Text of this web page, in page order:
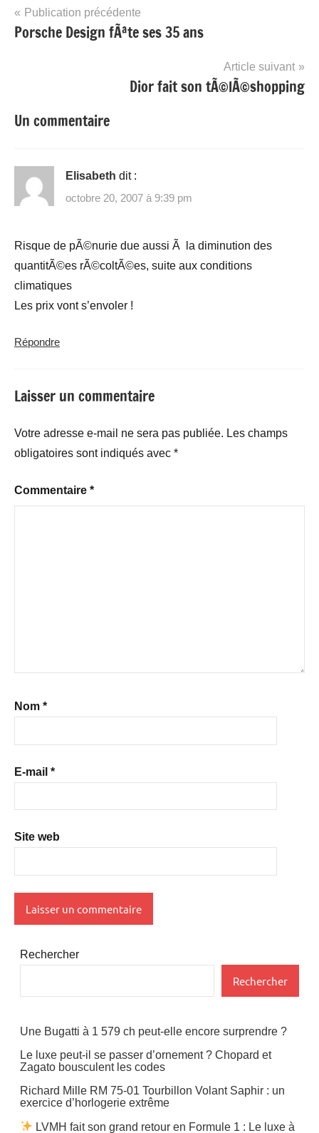
Navigation
de
Publication précédente
Porsche Design fÃªte ses 35 ans
Article suivant
Dior fait son tÃ©lÃ©shopping
Un commentaire
Elisabeth dit :
octobre 20, 2007 à 9:39 pm
Risque de pÃ©nurie due aussi Ã la diminution des
quantitÃ©es rÃ©coltÃ©es, suite aux conditions
climatiques
Les prix vont s’envoler !
Répondre
Laisser un commentaire
Votre adresse e-mail ne sera pas publiée. Les champs
obligatoires sont indiqués avec *
Commentaire *
Nom *
E-mail *
Site web
Rechercher
Rechercher
Une Bugatti à 1 579 ch peut-elle encore surprendre ?
Le luxe peut-il se passer d’ornement ? Chopard et
Zagato bousculent les codes
Richard Mille RM 75-01 Tourbillon Volant Saphir : un
exercice d’horlogerie extrême
LVMH fait son grand retour en Formule 1 : Le luxe à